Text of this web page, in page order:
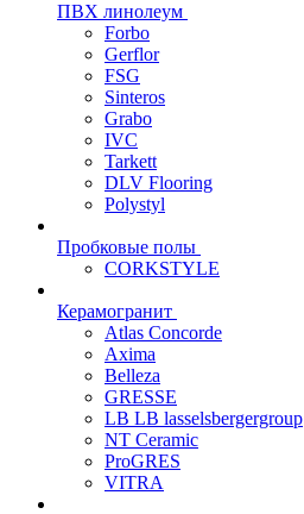
ПВХ линолеум
Forbo
Gerflor
FSG
Sinteros
Grabo
IVC
Tarkett
DLV Flooring
Polystyl
Пробковые полы
CORKSTYLE
Керамогранит
Atlas Concorde
Axima
Belleza
GRESSE
LB LB lasselsbergergroup
NT Ceramic
ProGRES
VITRA